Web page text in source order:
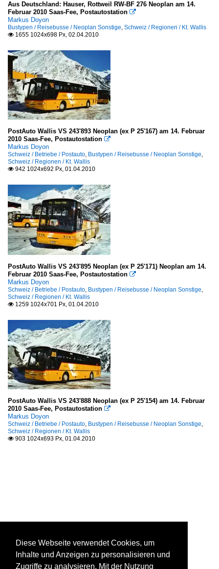
Aus Deutschland: Hauser, Rottweil RW-BF 276 Neoplan am 14.
Februar 2010 Saas-Fee, Postautostation 
Markus Doyon
Bustypen / Reisebusse / Neoplan Sonstige, Schweiz / Regionen / Kt. Wallis
 1655 1024x698 Px, 02.04.2010
PostAuto Wallis VS 243'893 Neoplan (ex P 25'167) am 14. Februar
2010 Saas-Fee, Postautostation 
Markus Doyon
Schweiz / Betriebe / Postauto, Bustypen / Reisebusse / Neoplan Sonstige,
Schweiz / Regionen / Kt. Wallis
 942 1024x692 Px, 01.04.2010
PostAuto Wallis VS 243'895 Neoplan (ex P 25'171) Neoplan am 14.
Februar 2010 Saas-Fee, Postautostation 
Markus Doyon
Schweiz / Betriebe / Postauto, Bustypen / Reisebusse / Neoplan Sonstige,
Schweiz / Regionen / Kt. Wallis
 1259 1024x701 Px, 01.04.2010
PostAuto Wallis VS 243'888 Neoplan (ex P 25'154) am 14. Februar
2010 Saas-Fee, Postautostation 
Markus Doyon
Schweiz / Betriebe / Postauto, Bustypen / Reisebusse / Neoplan Sonstige,
Schweiz / Regionen / Kt. Wallis
 903 1024x693 Px, 01.04.2010
Diese Webseite verwendet Cookies, um
Inhalte und Anzeigen zu personalisieren und
Zugriffe zu analysieren. Mit der Nutzung